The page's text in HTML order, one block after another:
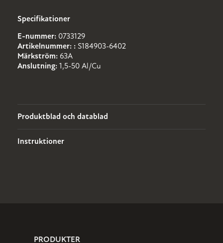
Specifikationer
E-nummer: 0733129
Artikelnummer: : S184903-6402
Märkström: 63A
Anslutning: 1,5-50 Al/Cu
Produktblad och datablad
Instruktioner
PRODUKTER